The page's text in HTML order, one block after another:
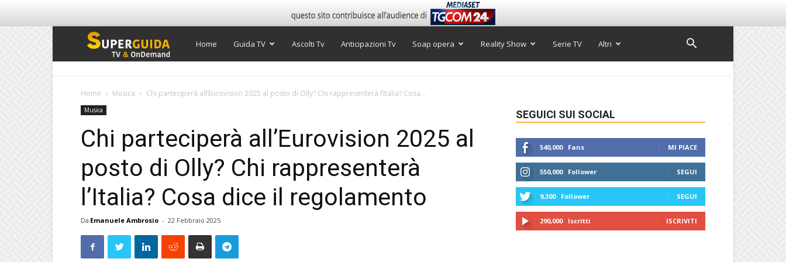
Super
Home Guida TV Ascolti Tv Anticipazioni Tv Soap opera Reality Show Serie TV Altri
Home Musica Chi parteciperà all’Eurovision 2025 al posto di Olly? Chi rappresenterà l’Italia? Cosa...
Musica
Chi parteciperà all’Eurovision 2025 al
posto di Olly? Chi rappresenterà
l’Italia? Cosa dice il regolamento
Da Emanuele Ambrosio - 22 Febbraio 2025
SEGUICI SUI SOCIAL
540,000 Fans MI PIACE
550,000 Follower SEGUI
9,300 Follower SEGUI
290,000 Iscritti ISCRIVITI